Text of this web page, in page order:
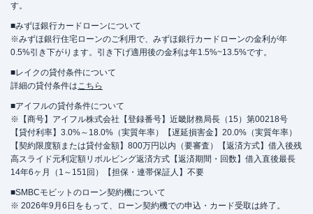
す。
■みずほ銀行カードローンについて
※みずほ銀行住宅ローンのご利用で、みずほ銀行カードローンの金利が年
0.5%引き下がります。引き下げ適用後の金利は年1.5%~13.5%です。
■レイクの貸付条件について
詳細の貸付条件はこちら
■アイフルの貸付条件について
※【商号】アイフル株式会社【登録番号】近畿財務局長（15）第00218号
【貸付利率】3.0%～18.0%（実質年率）【遅延損害金】20.0%（実質年率）
【契約限度額または貸付金額】800万円以内（要審査）【返済方式】借入後残
高スライド元利定額リボルビング返済方式【返済期間・回数】借入直後最長
14年6ヶ月（1～151回）【担保・連帯保証人】不要
■SMBCモビットのローン契約機について
※ 2026年9月6日をもって、ローン契約機での申込・カード受取は終了。